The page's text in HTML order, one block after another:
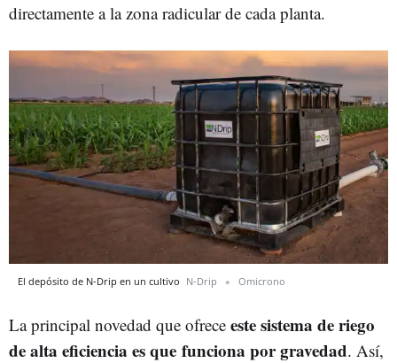
directamente a la zona radicular de cada planta.
El depósito de N-Drip en un cultivo N-Drip Omicrono
La principal novedad que ofrece este sistema de riego
de alta eficiencia es que funciona por gravedad. Así,